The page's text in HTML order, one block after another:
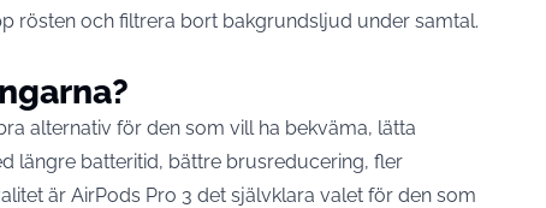
rösten och filtrera bort bakgrundsljud under samtal.
alternativ för den som vill ha bekväma, lätta
längre batteritid, bättre brusreducering, fler
är AirPods Pro 3 det självklara valet för den som